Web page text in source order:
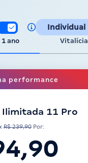
Individual
1 ano Vitalícia
performance
11 Pro
R$ 239,90 Por: